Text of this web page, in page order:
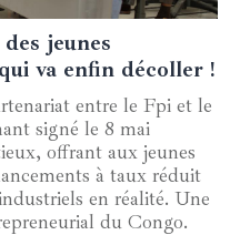
jeunes
va enfin décoller !
entre le Fpi et le
signé le 8 mai
offrant aux jeunes
à taux réduit
en réalité. Une
du Congo.